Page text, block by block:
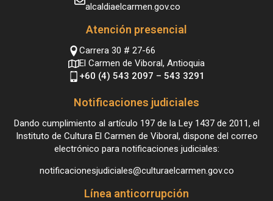
alcaldiaelcarmen.gov.co
Atención presencial
Carrera 30 # 27-66
El Carmen de Viboral, Antioquia
+60 (4) 543 2097 – 543 3291
Notificaciones judiciales
Dando cumplimiento al artículo 197 de la Ley 1437 de 2011, el
Instituto de Cultura El Carmen de Viboral, dispone del correo
electrónico para notificaciones judiciales:
notificacionesjudiciales@culturaelcarmen.gov.co
Línea anticorrupción